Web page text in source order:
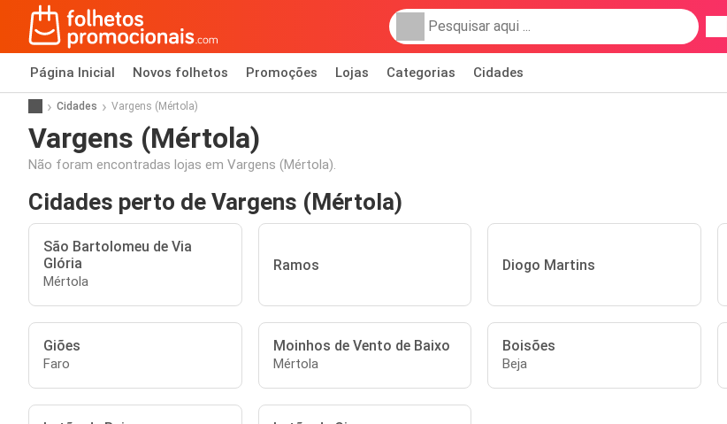
Página Inicial Novos folhetos Promoções Lojas Categorias Cidades
Cidades Vargens (Mértola)
Vargens (Mértola)
Não foram encontradas lojas em Vargens (Mértola).
Cidades perto de Vargens (Mértola)
São Bartolomeu de Via
Glória
Mértola
Ramos Diogo Martins
Giões
Faro
Moinhos de Vento de Baixo
Mértola
Boisões
Beja